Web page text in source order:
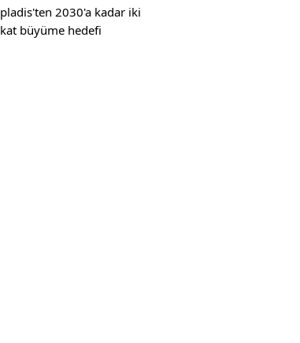
pladis'ten 2030'a kadar iki
kat büyüme hedefi